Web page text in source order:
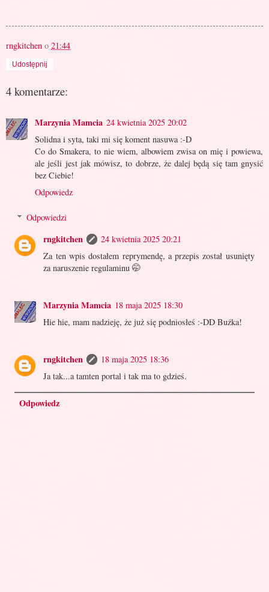
rngkitchen o 21:44
Udostępnij
4 komentarze:
Marzynia Mamcia 24 kwietnia 2025 20:02
Solidna i syta, taki mi się koment nasuwa :-D
Co do Smakera, to nie wiem, albowiem zwisa on mię i powiewa,
ale jeśli jest jak mówisz, to dobrze, że dalej będą się tam gnysić
bez Ciebie!
Odpowiedz
Odpowiedzi
rngkitchen
24 kwietnia 2025 20:21
Za ten wpis dostałem reprymendę, a przepis został usunięty
za naruszenie regulaminu 🤭
Marzynia Mamcia 18 maja 2025 18:30
Hie hie, mam nadzieję, że już się podniosłeś :-DD Buźka!
rngkitchen
18 maja 2025 18:36
Ja tak...a tamten portal i tak ma to gdzieś.
Odpowiedz